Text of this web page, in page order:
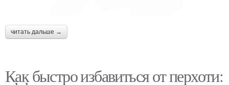
читать дальше →
Как быстро избавиться от перхоти: